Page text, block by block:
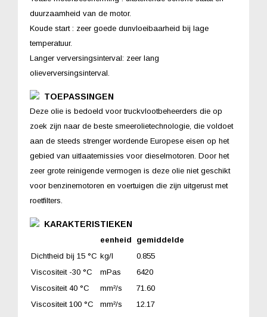
duurzaamheid van de motor.
Koude start : zeer goede dunvloeibaarheid bij lage
temperatuur.
Langer verversingsinterval: zeer lang
olieverversingsinterval.
TOEPASSINGEN
Deze olie is bedoeld voor truckvlootbeheerders die op
zoek zijn naar de beste smeerolietechnologie, die voldoet
aan de steeds strenger wordende Europese eisen op het
gebied van uitlaatemissies voor dieselmotoren. Door het
zeer grote reinigende vermogen is deze olie niet geschikt
voor benzinemotoren en voertuigen die zijn uitgerust met
roetfilters.
KARAKTERISTIEKEN
eenheid
gemiddelde
Dichtheid bij 15 °C kg/l
0.855
Viscositeit -30 °C
mPas
6420
Viscositeit 40 °C
mm²/s
71.60
Viscositeit 100 °C
mm²/s
12.17